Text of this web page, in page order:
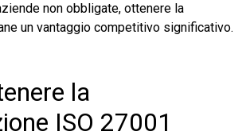
non obbligate, ottenere la
un vantaggio competitivo significativo.
la
ISO 27001